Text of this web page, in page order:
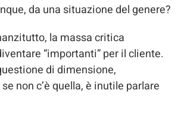
da una situazione del genere?
la massa critica
“importanti” per il cliente.
di dimensione,
non c’è quella, è inutile parlare